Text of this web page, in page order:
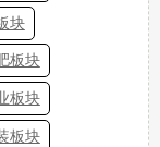
块
板块
板块
板块